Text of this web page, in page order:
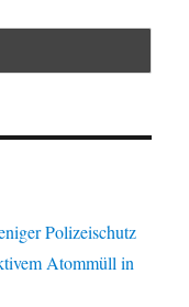
Polizeischutz
Atommüll in